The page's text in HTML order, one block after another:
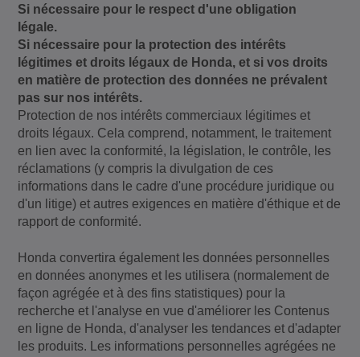
Si nécessaire pour le respect d'une obligation
légale.
Si nécessaire pour la protection des intérêts
légitimes et droits légaux de Honda, et si vos droits
en matière de protection des données ne prévalent
pas sur nos intérêts.
Protection de nos intérêts commerciaux légitimes et
droits légaux. Cela comprend, notamment, le traitement
en lien avec la conformité, la législation, le contrôle, les
réclamations (y compris la divulgation de ces
informations dans le cadre d'une procédure juridique ou
d'un litige) et autres exigences en matière d'éthique et de
rapport de conformité.
Honda convertira également les données personnelles
en données anonymes et les utilisera (normalement de
façon agrégée et à des fins statistiques) pour la
recherche et l'analyse en vue d'améliorer les Contenus
en ligne de Honda, d'analyser les tendances et d'adapter
les produits. Les informations personnelles agrégées ne